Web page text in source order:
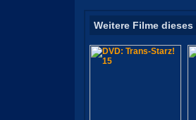
Weitere Filme dieses